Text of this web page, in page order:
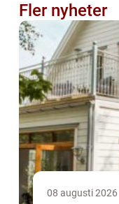
Fler nyheter
08 augusti 2026